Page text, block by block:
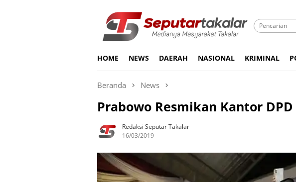
HOME NEWS DAERAH NASIONAL KRIMINAL
Beranda News
Prabowo Resmikan Kantor
Redaksi Seputar Takalar
16/03/2019